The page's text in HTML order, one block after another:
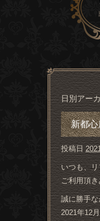
日別アー
新都
投稿日
いつも、
ご利用頂
誠に勝手
2021年12